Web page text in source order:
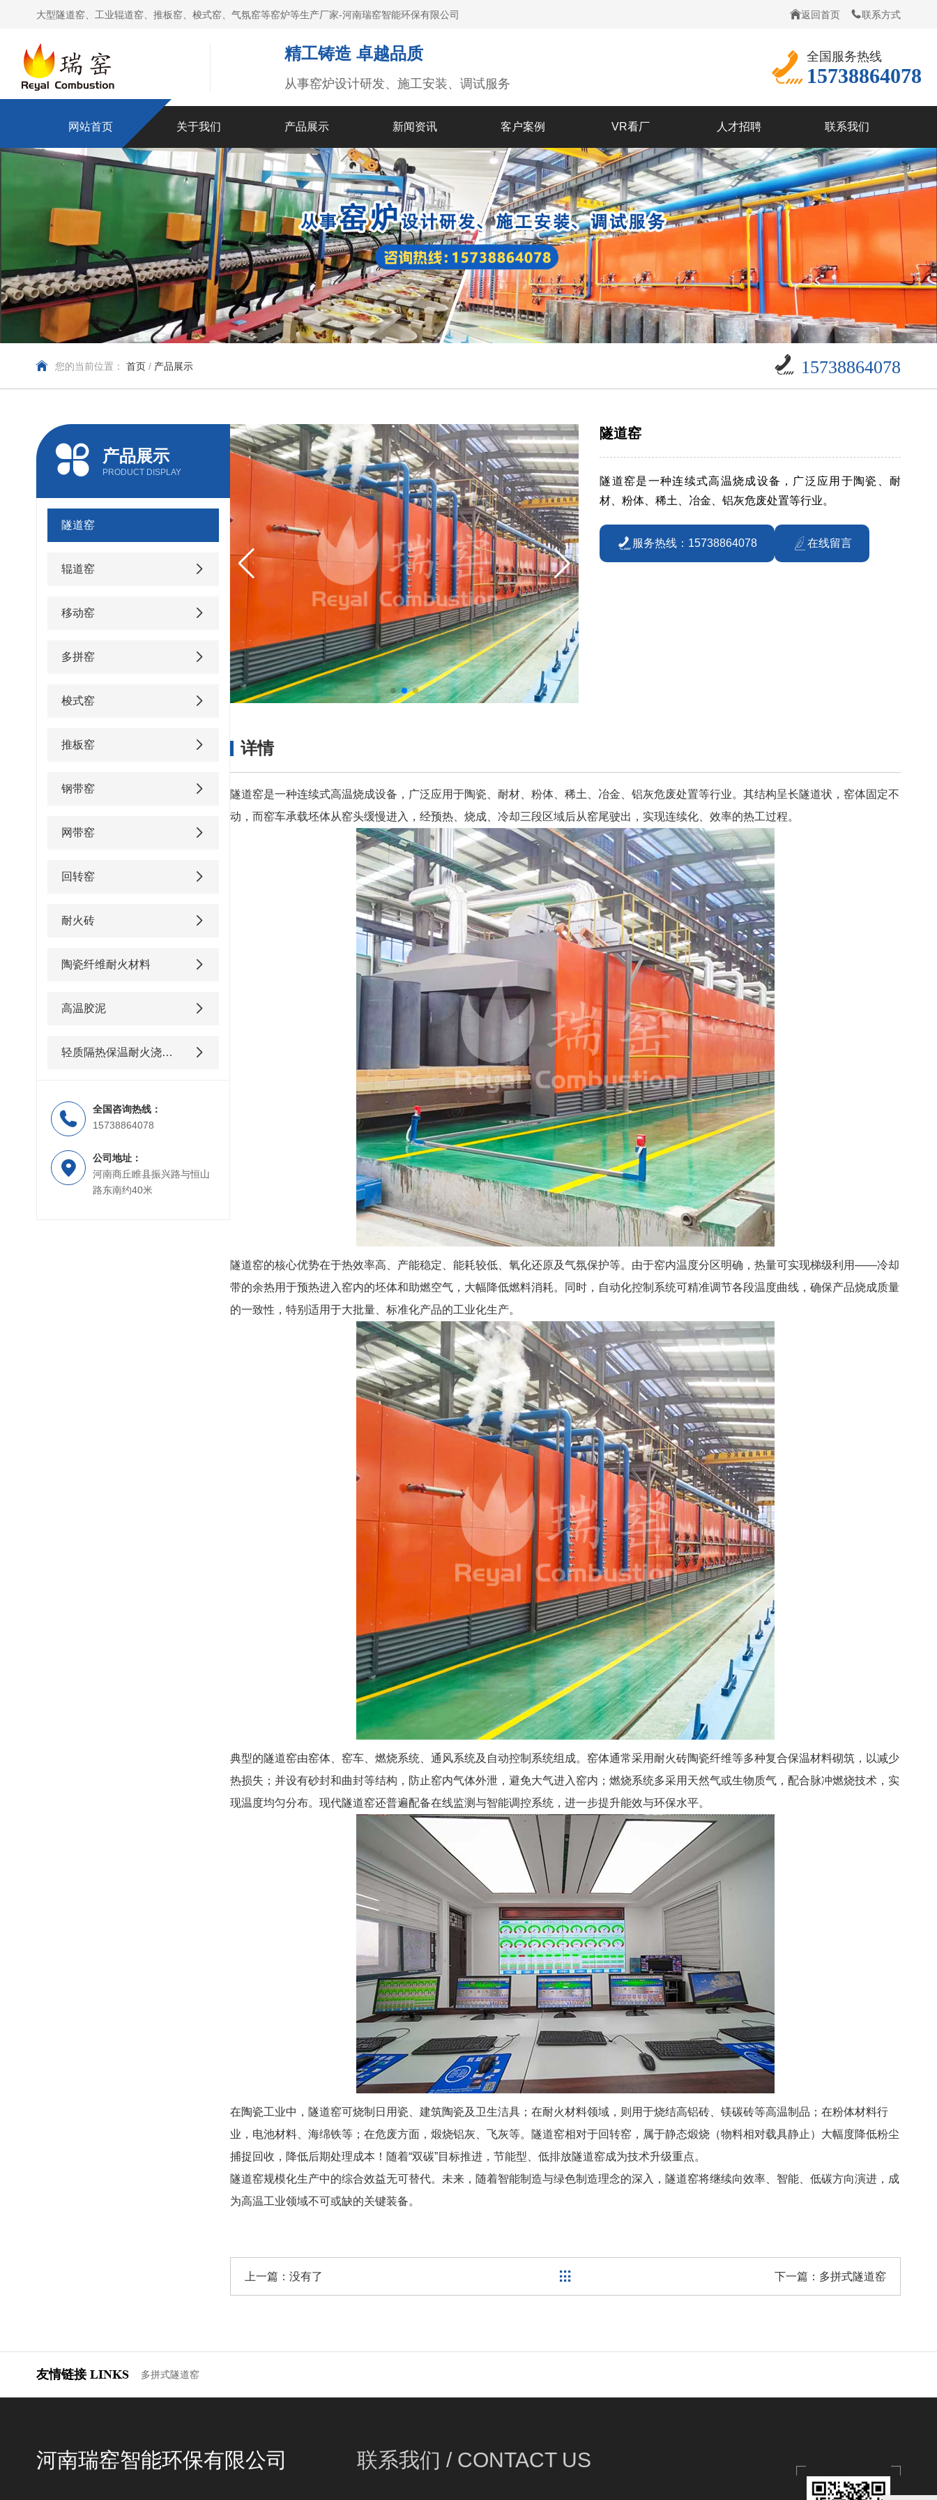
大型隧道窑、工业辊道窑、推板窑、梭式窑、气氛窑等窑炉等生产厂家-河南瑞窑智能环保有限公司 返回首页 联系方式
精工铸造 卓越品质
从事窑炉设计研发、施工安装、调试服务
全国服务热线
15738864078
网站首页 关于我们 产品展示 新闻资讯 客户案例 VR看厂 人才招聘 联系我们
您的当前位置： 首页 / 产品展示 15738864078
产品展示
PRODUCT DISPLAY
隧道窑
辊道窑
移动窑
多拼窑
梭式窑
推板窑
钢带窑
网带窑
回转窑
耐火砖
陶瓷纤维耐火材料
高温胶泥
轻质隔热保温耐火浇注料
全国咨询热线：
15738864078
公司地址：
河南商丘睢县振兴路与恒山
路东南约40米
隧道窑
隧道窑是一种连续式高温烧成设备，广泛应用于陶瓷、耐
材、粉体、稀土、冶金、铝灰危废处置等行业。
服务热线：15738864078 在线留言
详情
隧道窑是一种连续式高温烧成设备，广泛应用于陶瓷、耐材、粉体、稀土、冶金、铝灰危废处置等行业。其结构呈长隧道状，窑体固定不
动，而窑车承载坯体从窑头缓慢进入，经预热、烧成、冷却三段区域后从窑尾驶出，实现连续化、效率的热工过程。
隧道窑的核心优势在于热效率高、产能稳定、能耗较低、氧化还原及气氛保护等。由于窑内温度分区明确，热量可实现梯级利用——冷却
带的余热用于预热进入窑内的坯体和助燃空气，大幅降低燃料消耗。同时，自动化控制系统可精准调节各段温度曲线，确保产品烧成质量
的一致性，特别适用于大批量、标准化产品的工业化生产。
典型的隧道窑由窑体、窑车、燃烧系统、通风系统及自动控制系统组成。窑体通常采用耐火砖陶瓷纤维等多种复合保温材料砌筑，以减少
热损失；并设有砂封和曲封等结构，防止窑内气体外泄，避免大气进入窑内；燃烧系统多采用天然气或生物质气，配合脉冲燃烧技术，实
现温度均匀分布。现代隧道窑还普遍配备在线监测与智能调控系统，进一步提升能效与环保水平。
在陶瓷工业中，隧道窑可烧制日用瓷、建筑陶瓷及卫生洁具；在耐火材料领域，则用于烧结高铝砖、镁碳砖等高温制品；在粉体材料行
业，电池材料、海绵铁等；在危废方面，煅烧铝灰、飞灰等。隧道窑相对于回转窑，属于静态煅烧（物料相对载具静止）大幅度降低粉尘
捕捉回收，降低后期处理成本！随着“双碳”目标推进，节能型、低排放隧道窑成为技术升级重点。
隧道窑规模化生产中的综合效益无可替代。未来，随着智能制造与绿色制造理念的深入，隧道窑将继续向效率、智能、低碳方向演进，成
为高温工业领域不可或缺的关键装备。
上一篇：没有了 下一篇： 多拼式隧道窑
友情链接 LINKS 多拼式隧道窑
河南瑞窑智能环保有限公司 联系我们 / CONTACT US